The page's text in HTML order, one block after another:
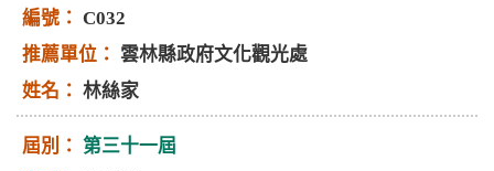
C032
雲林縣政府文化觀光處
林絲家
第三十一屆